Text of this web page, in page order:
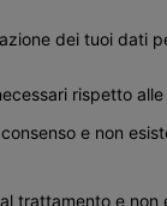
dei tuoi dati
rispetto
e non
trattamento e non